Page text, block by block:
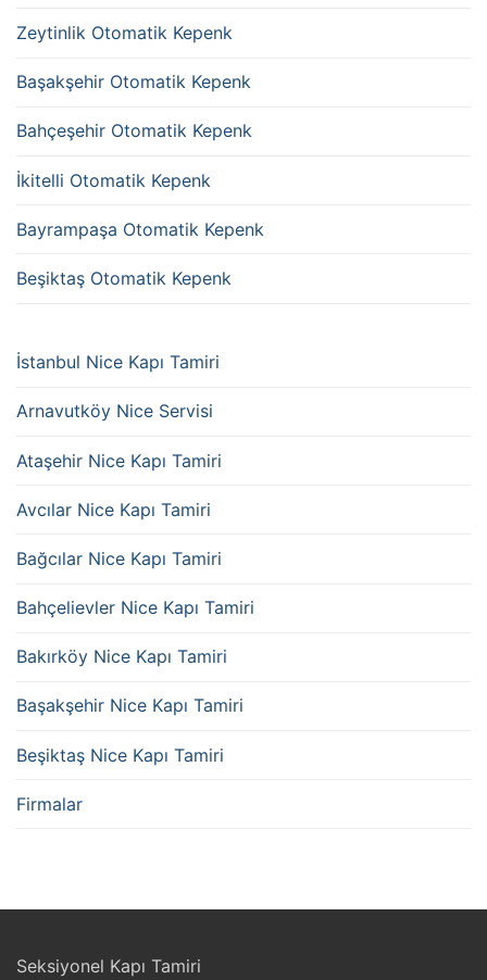
Zeytinlik Otomatik Kepenk
Başakşehir Otomatik Kepenk
Bahçeşehir Otomatik Kepenk
İkitelli Otomatik Kepenk
Bayrampaşa Otomatik Kepenk
Beşiktaş Otomatik Kepenk
İstanbul Nice Kapı Tamiri
Arnavutköy Nice Servisi
Ataşehir Nice Kapı Tamiri
Avcılar Nice Kapı Tamiri
Bağcılar Nice Kapı Tamiri
Bahçelievler Nice Kapı Tamiri
Bakırköy Nice Kapı Tamiri
Başakşehir Nice Kapı Tamiri
Beşiktaş Nice Kapı Tamiri
Firmalar
Seksiyonel Kapı Tamiri